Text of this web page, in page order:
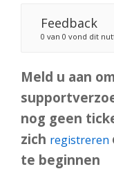
Feedback
0 van 0 vond dit
Meld u aan
nog geen
zich registreren
te beginnen